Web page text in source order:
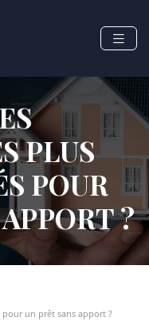
PLUS
POUR
?
un prêt sans apport ?